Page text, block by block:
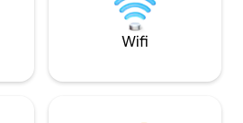
Wifi